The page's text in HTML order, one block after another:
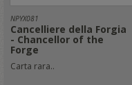
NPYX081
Cancelliere della Forgia
- Chancellor of the
Forge
Carta rara..